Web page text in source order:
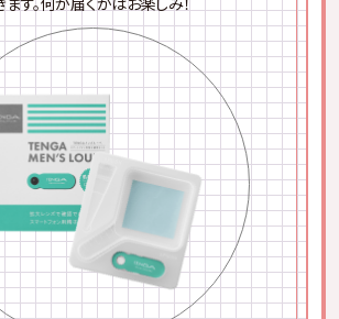
ておくべきポイント
排卵検査薬の「感度」
ておくべきポイント
妊娠検査薬を使うタイミング